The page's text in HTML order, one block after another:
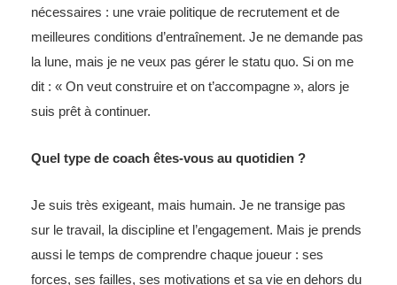
nécessaires : une vraie politique de recrutement et de
meilleures conditions d’entraînement. Je ne demande pas
la lune, mais je ne veux pas gérer le statu quo. Si on me
dit : « On veut construire et on t’accompagne », alors je
suis prêt à continuer.
Quel type de coach êtes-vous au quotidien ?
Je suis très exigeant, mais humain. Je ne transige pas
sur le travail, la discipline et l’engagement. Mais je prends
aussi le temps de comprendre chaque joueur : ses
forces, ses failles, ses motivations et sa vie en dehors du